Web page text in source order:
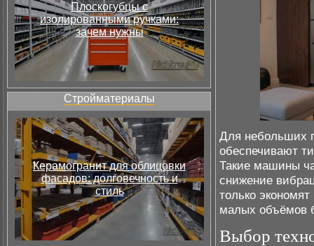
Плоскогубцы с
изолированными ручками:
зачем нужны
Стройматериалы
Керамогранит для облицовки
фасадов: долговечность и
стиль
Для небольших
обеспечивают
Такие машины
снижение
только
малых объёмов
Выбор